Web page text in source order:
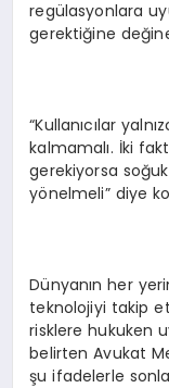
regülasyonlara
gerektiğine
“Kullanıcılar
kalmamalı. İki
gerekiyorsa
yönelmeli” diye
Dünyanın her
teknolojiyi takip
risklere hukuken
belirten Avukat
şu ifadelerle